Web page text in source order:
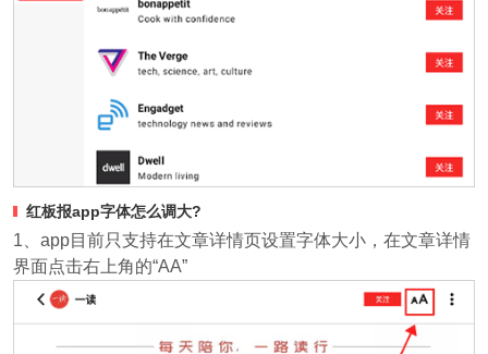
红板报app字体怎么调大?
1、app目前只支持在文章详情页设置字体大小，在文章详情
界面点击右上角的“AA”